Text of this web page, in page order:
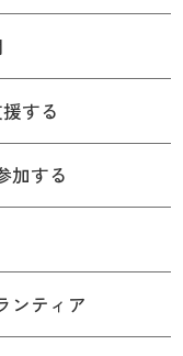
する
加する
ンティア